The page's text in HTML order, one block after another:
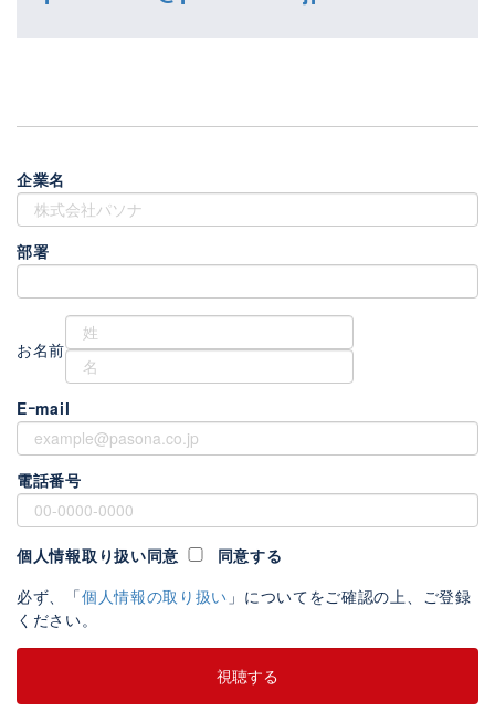
企業名
部署
お名前
Eｰmail
電話番号
個人情報取り扱い同意
同意する
必ず、「個人情報の取り扱い 」についてをご確認の上、ご登録
ください。